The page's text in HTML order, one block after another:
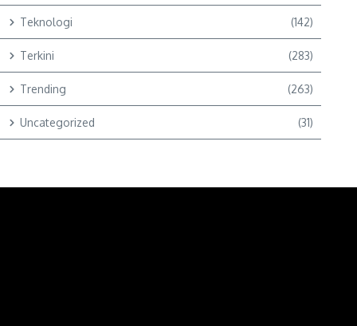
Teknologi (142)
Terkini (283)
Trending (263)
Uncategorized (31)